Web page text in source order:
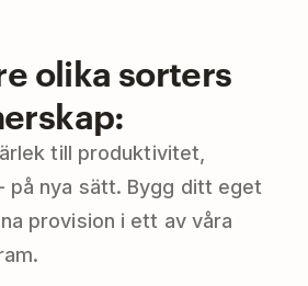
olika sorters
till produktivitet,
på nya sätt. Bygg ditt eget
provision i ett av våra